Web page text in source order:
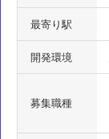
最寄り駅
開発環境
募集職種